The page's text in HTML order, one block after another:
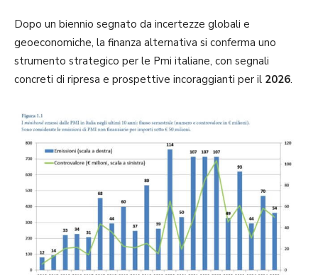
Dopo un biennio segnato da incertezze globali e
geoeconomiche, la finanza alternativa si conferma uno
strumento strategico per le Pmi italiane, con segnali
concreti di ripresa e prospettive incoraggianti per il 2026.